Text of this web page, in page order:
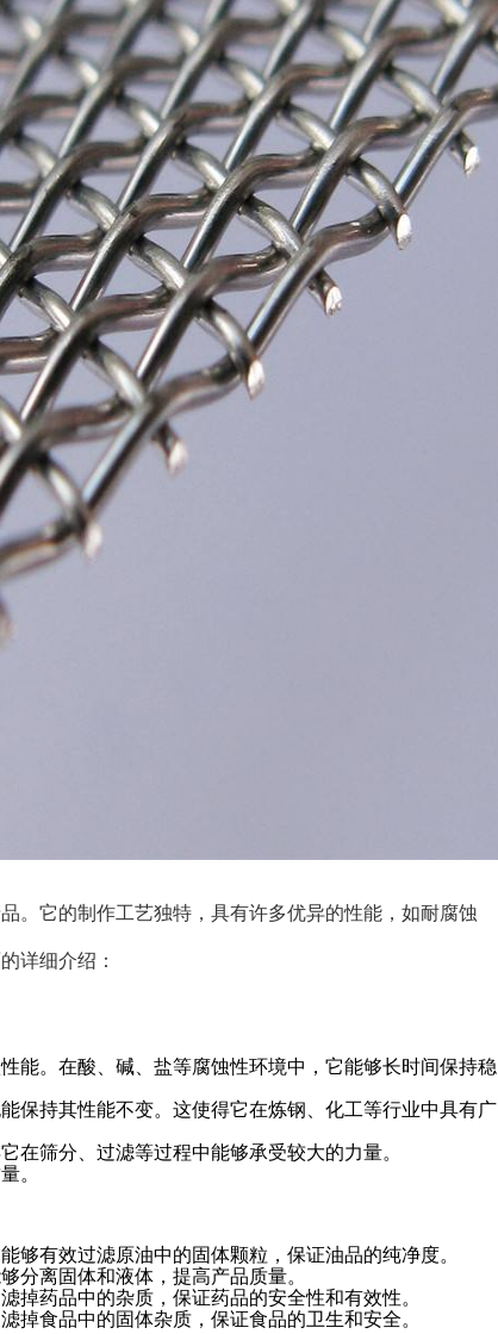
。它的制作工艺独特，具有许多优异的性能，如耐腐蚀
详细介绍：
能。在酸、碱、盐等腐蚀性环境中，它能够长时间保持稳
保持其性能不变。这使得它在炼钢、化工等行业中具有广
筛分、过滤等过程中能够承受较大的力量。
。
有效过滤原油中的固体颗粒，保证油品的纯净度。
分离固体和液体，提高产品质量。
药品中的杂质，保证药品的安全性和有效性。
食品中的固体杂质，保证食品的卫生和安全。